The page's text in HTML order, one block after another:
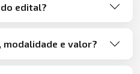
edital?
e valor?